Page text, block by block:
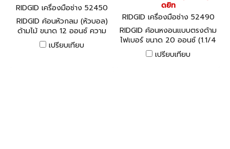
RIDGID เครื่องมือช่าง 52450
RIDGID ค้อนหัวกลม (หัวบอล)
ด้ามไม้ ขนาด 12 ออนซ์ ความ
ยาวรวม 13 นิ้ว #012 (52450)
ริดยิท
เปรียบเทียบ
ดยิท
RIDGID เครื่องมือช่าง 52490
RIDGID ค้อนหงอนแบบตรงด้าม
ไฟเบอร์ ขนาด 20 ออนซ์ (1.1/4
ปอนด์ / 567 กรัม) ความยาว
รวม 13.1/4" #220 (52490) ริ
เปรียบเทียบ